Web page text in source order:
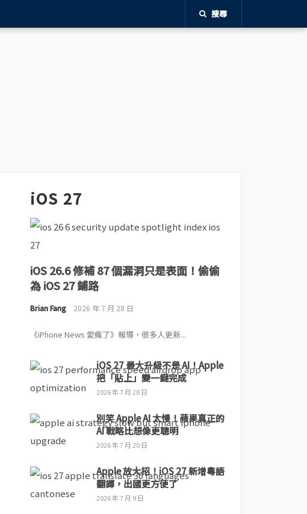
搜尋
iOS 27
iOS 26.6 修補 87 個漏洞只是表面！偷偷
為 iOS 27 鋪路
Brian Fang 2026 年 7 月 28 日
《iPhone News 愛瘋了》報導，很多人更新...
iOS 27 最大升級不是 AI！Apple
把「貼上」變一鍵完成
2026 年 7 月 28 日
別笑 Apple AI 太慢！蘋果真正的
AI 戰略比想像更聰明
2026 年 7 月 20 日
Apple 放大招！iOS 27 新增粵語
翻譯，出國更方便了
2026 年 7 月 9 日